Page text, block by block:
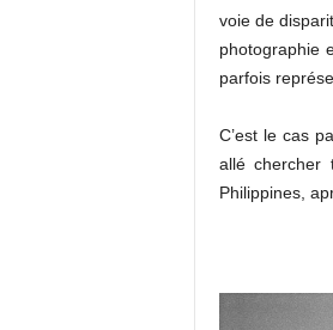
voie de
photographie
parfois
C’est le cas
allé chercher
Philippines,